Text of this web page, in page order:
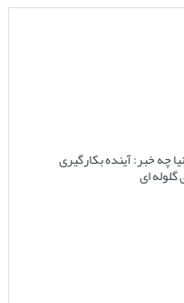
چه خبر: آینده بکارگیری
ای